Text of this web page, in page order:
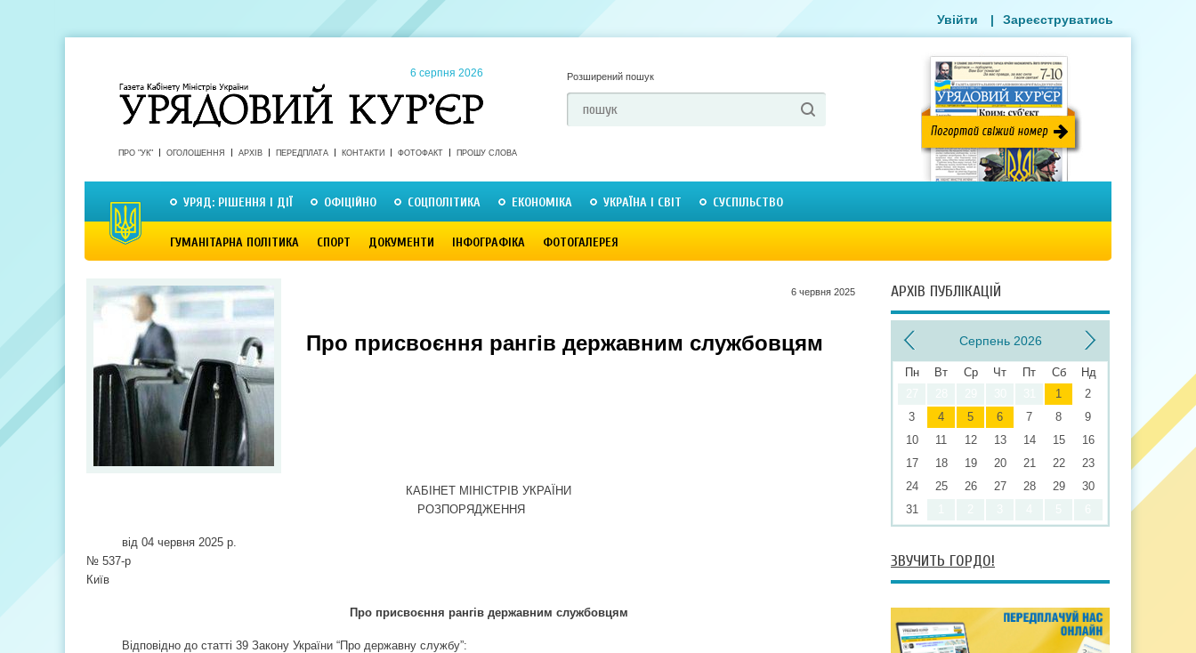
6 серпня 2026 Розширений пошук
ПРО "УК" ОГОЛОШЕННЯ АРХІВ ПЕРЕДПЛАТА КОНТАКТИ ФОТОФАКТ ПРОШУ СЛОВА
УРЯД: РІШЕННЯ І ДІЇ ОФІЦІЙНО СОЦПОЛІТИКА ЕКОНОМІКА УКРАЇНА І СВІТ СУСПІЛЬСТВО
ГУМАНІТАРНА ПОЛІТИКА СПОРТ ДОКУМЕНТИ ІНФОГРАФІКА ФОТОГАЛЕРЕЯ
Увійти | Зареєструватись
6 червня 2025
Про присвоєння рангів державним службовцям
КАБІНЕТ МІНІСТРІВ УКРАЇНИ
РОЗПОРЯДЖЕННЯ
від 04 червня 2025 р.
№ 537-р
Київ
Про присвоєння рангів державним службовцям
Відповідно до статті 39 Закону України “Про державну службу”:
АРХІВ ПУБЛІКАЦІЙ
Серпень 2026
Пн Вт Ср Чт Пт Сб
Нд
1
2
3
4 5 6 7 8
9
10
11 12 13 14 15
16
17
18 19 20 21 22
23
24
25 26 27 28 29
30
31
ЗВУЧИТЬ ГОРДО!